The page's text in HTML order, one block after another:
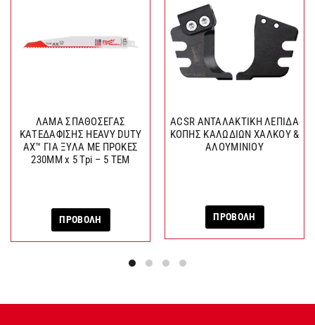
ΛΑΜΑ ΣΠΑΘΟΣΕΓΑΣ
ΚΑΤΕΔΑΦΙΣΗΣ HEAVY DUTY
AX™ ΓΙΑ ΞΥΛΑ ΜΕ ΠΡΟΚΕΣ
230MM x 5 Tpi – 5 TEM
ΠΡΟΒΟΛΗ
ACSR ΑΝΤΑΛΑΚΤΙΚΗ ΛΕΠΙΔΑ
ΚΟΠΗΣ ΚΑΛΩΔΙΩΝ ΧΑΛΚΟΥ &
ΑΛΟΥΜΙΝΙΟΥ
ΠΡΟΒΟΛΗ